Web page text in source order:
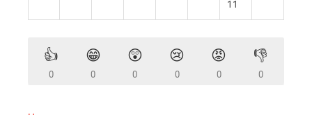
11
👍
0
😁
0
😲
0
😢
0
😡
0
👎
0